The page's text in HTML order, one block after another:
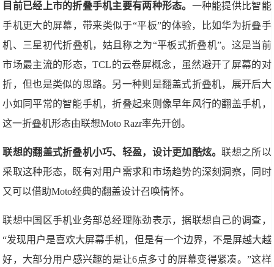
目前已经上市的折叠手机主要有两种形态。 一种能提供比智能
手机更大的屏幕，带来类似于“平板”的体验，比如华为折叠手
机、三星初代折叠机，姑且称之为“平板式折叠机”。这是当前
市场最主流的形态，TCL的云卷屏概念，虽然避开了屏幕的对
折，但也是类似的思路。另一种则是翻盖式折叠机，展开后大
小如同平常的智能手机，折叠起来则像早年风行的翻盖手机，
这一折叠机形态由联想Moto Razr率先开创。
联想的翻盖式折叠机小巧、轻盈，设计更加酷炫。联想之所以
采取这种形态，既有对用户需求和市场趋势的深刻洞察，同时
又可以借助Moto经典的翻盖设计召唤情怀。
联想中国区手机业务部总经理陈劲表示，据联想自己的调查，
“发现用户是喜欢大屏幕手机，但是有一个边界，不是屏越大越
好，大部分用户感兴趣的是让6点多寸的屏幕变得紧凑。”这样